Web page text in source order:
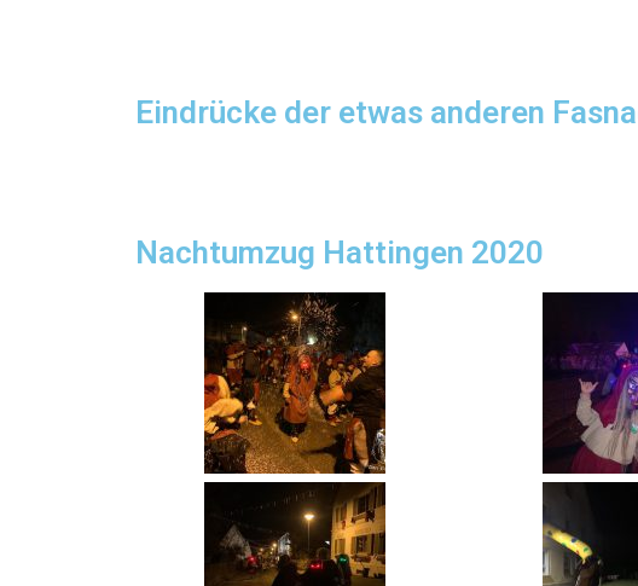
Eindrücke der etwas anderen
Nachtumzug Hattingen 2020